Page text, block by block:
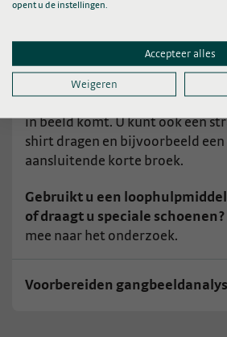
Videobeelden
Tijdens uw afspraak met de
we videobeelden van uw
moeten hiervoor tot en met uw
in beeld komt. U kunt ook een
shirt dragen en bijvoorbeeld een
aansluitende korte broek.
Gebruikt u een
of draagt u speciale schoenen?
mee naar het onderzoek.
Voorbereiden
opent u de instellingen.
Accepteer alles
Weigeren